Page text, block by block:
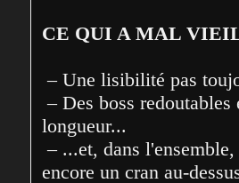
CE QUI A MAL
– Une lisibilité pas
– Des boss redoutables et qui tirent en
longueur...
– ...et, dans l'ensemble, une difficulté